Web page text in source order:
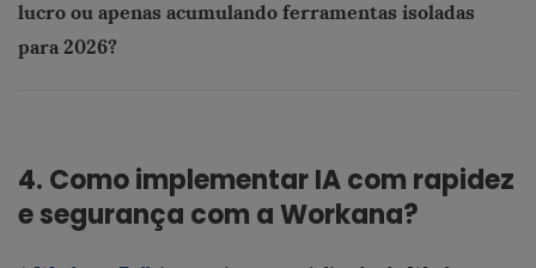
lucro ou apenas acumulando ferramentas isoladas
para 2026?
4. Como implementar IA com rapidez
e segurança com a Workana?